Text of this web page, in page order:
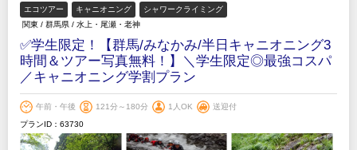
エコツアー キャニオニング
シャワークライミング
関東 / 群馬県 / 水上・尾瀬・老神
✅学生限定！【群馬/みなかみ/半日キャニオニング3
時間＆ツアー写真無料！】＼学生限定◎最強コスパ
／キャニオニング学割プラン
午前・午後 121分～180分 1人OK
送迎付
プランID：63730